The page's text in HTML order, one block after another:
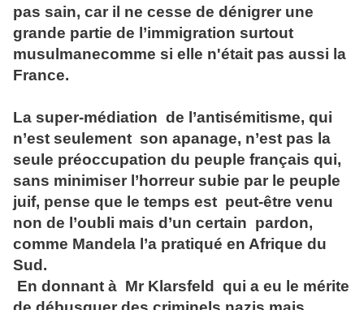
pas sain, car il ne cesse de dénigrer une
grande partie de l’immigration surtout
musulmanecomme si elle n'était pas aussi la
France.
La super-médiation de l’antisémitisme, qui
n’est seulement son apanage, n’est pas la
seule préoccupation du peuple français qui,
sans minimiser l’horreur subie par le peuple
juif, pense que le temps est peut-être venu
non de l’oubli mais d’un certain pardon,
comme Mandela l’a pratiqué en Afrique du
Sud.
En donnant à Mr Klarsfeld qui a eu le mérite